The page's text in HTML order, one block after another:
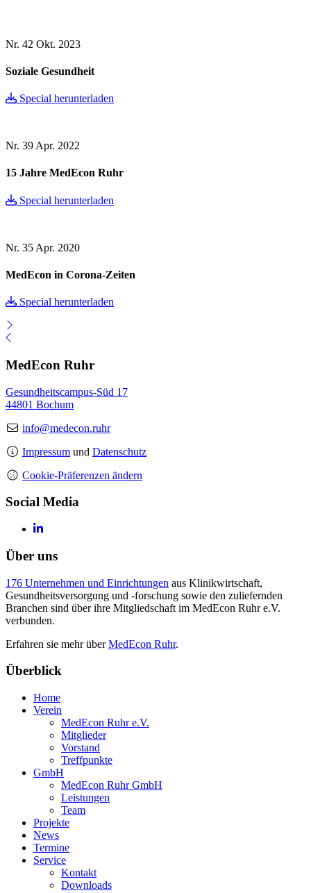
Nr. 42 Okt. 2023
Soziale Gesundheit
Special herunterladen
Nr. 39 Apr. 2022
15 Jahre MedEcon Ruhr
Special herunterladen
Nr. 35 Apr. 2020
MedEcon in Corona-Zeiten
Special herunterladen
MedEcon Ruhr
Gesundheitscampus-Süd 17
44801 Bochum
info@medecon.ruhr
Impressum und Datenschutz
Cookie-Präferenzen ändern
Social Media
Über uns
176 Unternehmen und Einrichtungen aus Klinikwirtschaft,
Gesundheitsversorgung und -forschung sowie den zuliefernden
Branchen sind über ihre Mitgliedschaft im MedEcon Ruhr e.V.
verbunden.
Erfahren sie mehr überMedEcon Ruhr.
Überblick
Home
Verein
MedEcon Ruhr e.V.
Mitglieder
Vorstand
Treffpunkte
GmbH
MedEcon Ruhr GmbH
Leistungen
Team
Projekte
News
Termine
Service
Kontakt
Downloads